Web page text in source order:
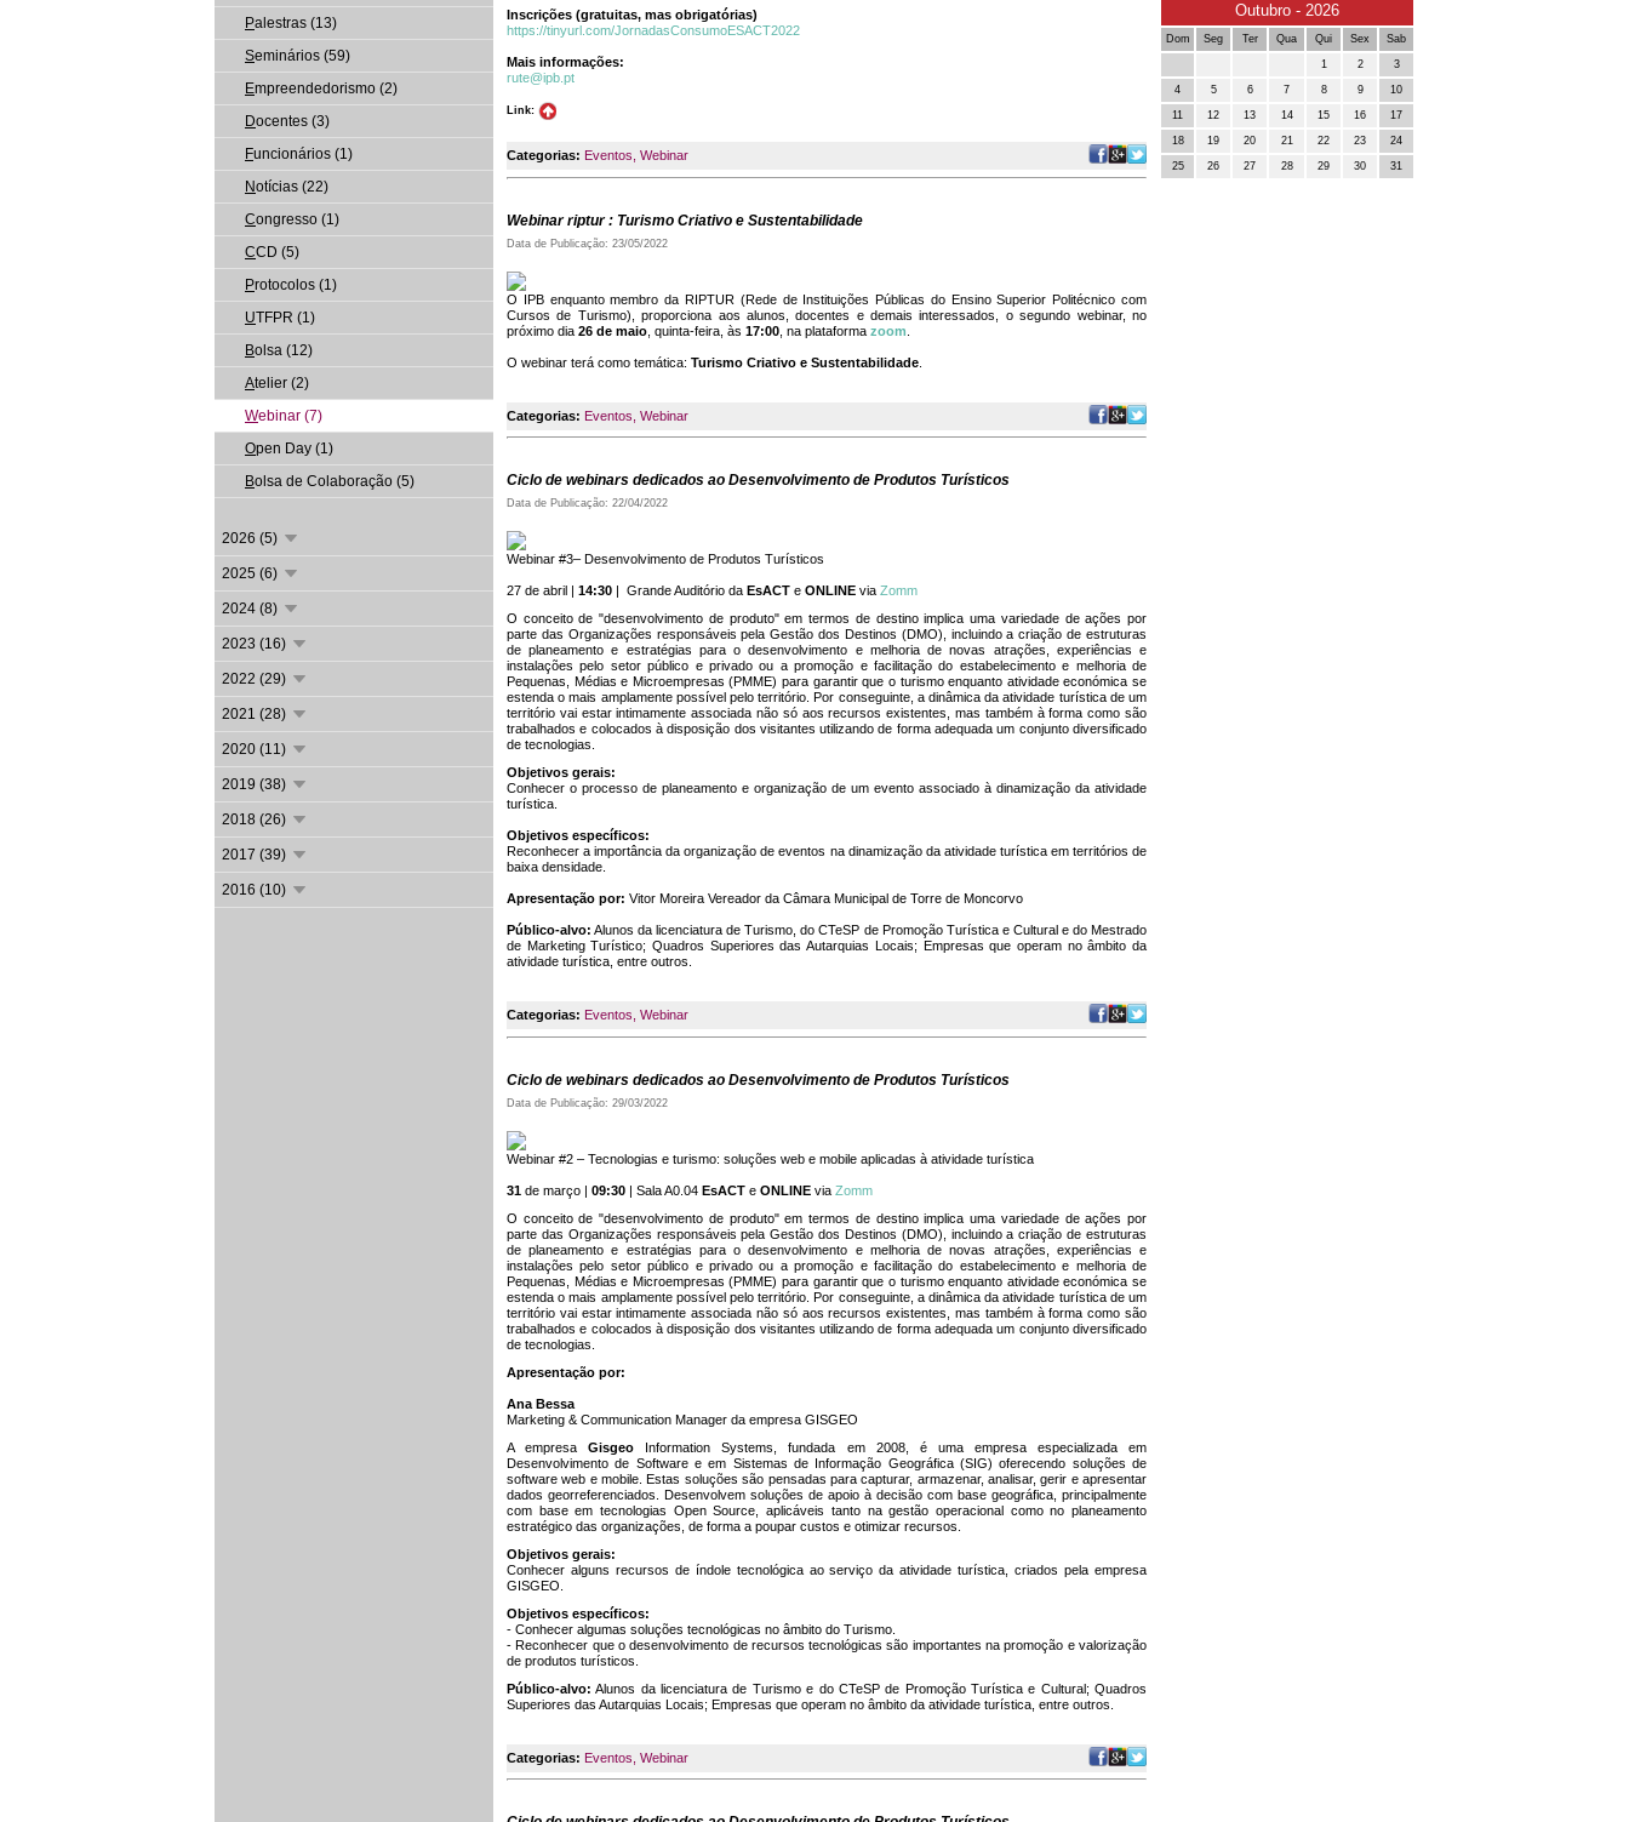
Palestras (13)
Seminários (59)
Empreendedorismo (2)
Docentes (3)
Funcionários (1)
Notícias (22)
Congresso (1)
CCD (5)
Protocolos (1)
UTFPR (1)
Bolsa (12)
Atelier (2)
Webinar (7)
Open Day (1)
Bolsa de Colaboração (5)
2026 (5)
2025 (6)
2024 (8)
2023 (16)
2022 (29)
2021 (28)
2020 (11)
2019 (38)
2018 (26)
2017 (39)
2016 (10)
Inscrições (gratuitas, mas obrigatórias)
https://tinyurl.com/JornadasConsumoESACT2022
Mais informações:
rute@ipb.pt
Link:
Categorias: Eventos Webinar
Webinar riptur : Turismo Criativo e Sustentabilidade
Data de Publicação: 23/05/2022
O IPB enquanto membro da RIPTUR (Rede de Instituições Públicas do Ensino Superior Politécnico com
Cursos de Turismo), proporciona aos alunos, docentes e demais interessados, o segundo webinar, no
próximo dia 26 de maio , quinta-feira, às 17:00 , na plataforma zoom
O webinar terá como temática: Turismo Criativo e Sustentabilidade
Categorias: Eventos Webinar
Ciclo de webinars dedicados ao Desenvolvimento de Produtos Turísticos
Data de Publicação: 22/04/2022
Webinar #3– Desenvolvimento de Produtos Turísticos
27 de abril | 14:30 | Grande Auditório da EsACT e ONLINE via Zomm
O conceito de "desenvolvimento de produto" em termos de destino implica uma variedade de ações por
parte das Organizações responsáveis pela Gestão dos Destinos (DMO), incluindo a criação de estruturas
de planeamento e estratégias para o desenvolvimento e melhoria de novas atrações, experiências e
instalações pelo setor público e privado ou a promoção e facilitação do estabelecimento e melhoria de
Pequenas, Médias e Microempresas (PMME) para garantir que o turismo enquanto atividade económica se
estenda o mais amplamente possível pelo território. Por conseguinte, a dinâmica da atividade turística de um
território vai estar intimamente associada não só aos recursos existentes, mas também à forma como são
trabalhados e colocados à disposição dos visitantes utilizando de forma adequada um conjunto diversificado
de tecnologias.
Objetivos gerais:
Conhecer o processo de planeamento e organização de um evento associado à dinamização da atividade
turística.
Objetivos específicos:
Reconhecer a importância da organização de eventos na dinamização da atividade turística em territórios de
baixa densidade.
Apresentação por: Vitor Moreira Vereador da Câmara Municipal de Torre de Moncorvo
Público-alvo: Alunos da licenciatura de Turismo, do CTeSP de Promoção Turística e Cultural e do Mestrado
de Marketing Turístico; Quadros Superiores das Autarquias Locais; Empresas que operam no âmbito da
atividade turística, entre outros.
Categorias: Eventos Webinar
Ciclo de webinars dedicados ao Desenvolvimento de Produtos Turísticos
Data de Publicação: 29/03/2022
Webinar #2 – Tecnologias e turismo: soluções web e mobile aplicadas à atividade turística
31 de março | 09:30 | Sala A0.04 EsACT e ONLINE via Zomm
O conceito de "desenvolvimento de produto" em termos de destino implica uma variedade de ações por
parte das Organizações responsáveis pela Gestão dos Destinos (DMO), incluindo a criação de estruturas
de planeamento e estratégias para o desenvolvimento e melhoria de novas atrações, experiências e
instalações pelo setor público e privado ou a promoção e facilitação do estabelecimento e melhoria de
Pequenas, Médias e Microempresas (PMME) para garantir que o turismo enquanto atividade económica se
estenda o mais amplamente possível pelo território. Por conseguinte, a dinâmica da atividade turística de um
território vai estar intimamente associada não só aos recursos existentes, mas também à forma como são
trabalhados e colocados à disposição dos visitantes utilizando de forma adequada um conjunto diversificado
de tecnologias.
Apresentação por:
Ana Bessa
Marketing & Communication Manager da empresa GISGEO
A empresaGisgeo Information Systems, fundada em 2008, é uma empresa especializada em
Desenvolvimento de Software e em Sistemas de Informação Geográfica (SIG) oferecendo soluções de
software web e mobile. Estas soluções são pensadas para capturar, armazenar, analisar, gerir e apresentar
dados georreferenciados. Desenvolvem soluções de apoio à decisão com base geográfica, principalmente
com base em tecnologias Open Source, aplicáveis tanto na gestão operacional como no planeamento
estratégico das organizações, de forma a poupar custos e otimizar recursos.
Objetivos gerais:
Conhecer alguns recursos de índole tecnológica ao serviço da atividade turística, criados pela empresa
GISGEO.
Objetivos específicos:
- Conhecer algumas soluções tecnológicas no âmbito do Turismo.
- Reconhecer que o desenvolvimento de recursos tecnológicas são importantes na promoção e valorização
de produtos turísticos.
Público-alvo: Alunos da licenciatura de Turismo e do CTeSP de Promoção Turística e Cultural; Quadros
Superiores das Autarquias Locais; Empresas que operam no âmbito da atividade turística, entre outros.
Categorias: Eventos Webinar
Outubro - 2026
Dom Seg Ter Qua Qui Sex Sab
1 2 3
4 5 6 7 8 9 10
11 12 13 14 15 16 17
18 19 20 21 22 23 24
25 26 27 28 29 30 31